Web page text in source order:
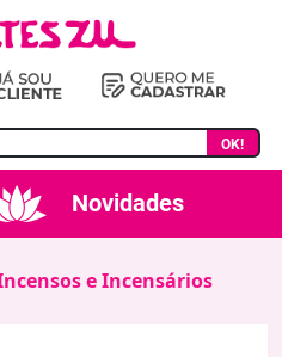
OK!
Novidades
e Incensários